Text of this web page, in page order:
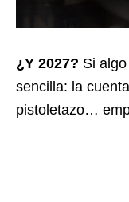
¿Y 2027? Si
sencilla: la
pistoletazo…